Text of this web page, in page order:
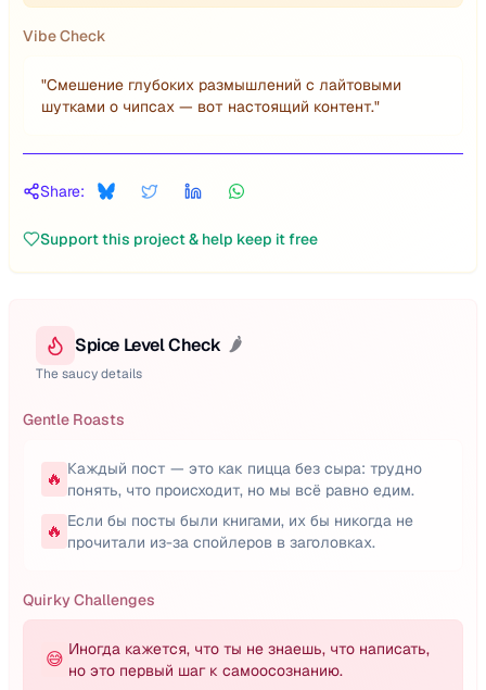
Vibe Check
"Смешение глубоких размышлений с лайтовыми
шутками о чипсах — вот настоящий контент."
Share:
Support this project & help keep it free
Spice Level Check 🌶️
The saucy details
Gentle Roasts
🔥 Каждый пост — это как пицца без сыра: трудно
понять, что происходит, но мы всё равно едим.
🔥 Если бы посты были книгами, их бы никогда не
прочитали из-за спойлеров в заголовках.
Quirky Challenges
😅 Иногда кажется, что ты не знаешь, что написать,
но это первый шаг к самоосознанию.